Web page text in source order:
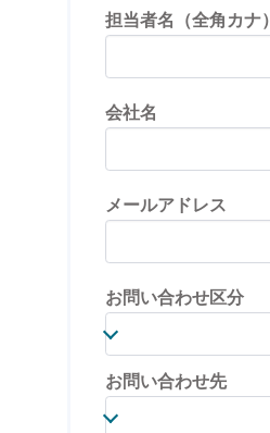
担当者名（全角カナ）
会社名
メールアドレス
お問い合わせ区分
お問い合わせ先